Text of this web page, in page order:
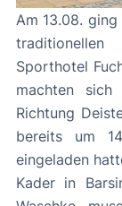
Am 13.08.
Sporthotel
machten
Richtung
bereits um
eingeladen
Kader in